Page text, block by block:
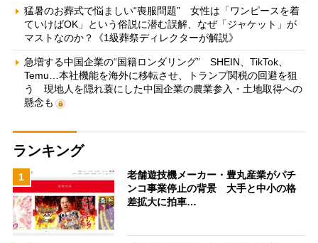
猛暑のお葬式で悩ましい“喪服問題” 女性は「ワンピースを着
ていけばOK」という俗説に潜む誤解、なぜ「ジャケット」が
マストなのか？《1級葬祭ディレクターが解説》
急増する中国企業の“国籍ロンダリング” SHEIN、TikTok、
Temu…本社機能を海外に移転させ、トランプ関税の回避を狙
う 現地人を隠れ蓑にした中国企業の農業参入・土地取得への
懸念も
ランキング
1
老舗遊技機メーカー・豊丸産業がパチ
ンコ事業停止の背景 大手と中小の格
差拡大に拍車…